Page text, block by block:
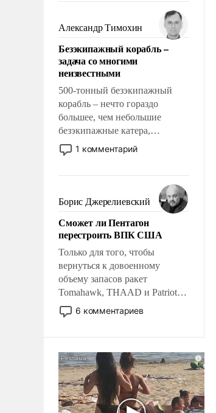
мужественным и твердым под
ударами судьбы, брать на себя
ответственность, помогать
слабым, идти вперед и
адаптироваться.
Александр Тимохин
Безэкипажный корабль –
задача со многими
неизвестными
500-тонный безэкипажный
корабль – нечто гораздо
большее, чем небольшие
безэкипажные катера,
применение которых уже
стало обыденностью. Задача по
сложна и амбициозна. Однако
и ее реализация радикально
поднимет наши боевые
возможности.
1 комментарий
Борис Джерелиевский
Сможет ли Пентагон
перестроить ВПК США
Только для того, чтобы
вернуться к довоенному
объему запасов ракет
Tomahawk, THAAD и Patriot
США потребуется более трех
лет. Даже небольшая война с
Сложившаяся ситуация
означает многолетний период
уязвимости США, например,
перед Китаем.
6 комментариев